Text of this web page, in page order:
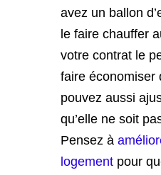
avez un ballon
le faire chauffer
votre contrat le
faire économiser
pouvez aussi
qu’elle ne soit
Pensez à
logementpour